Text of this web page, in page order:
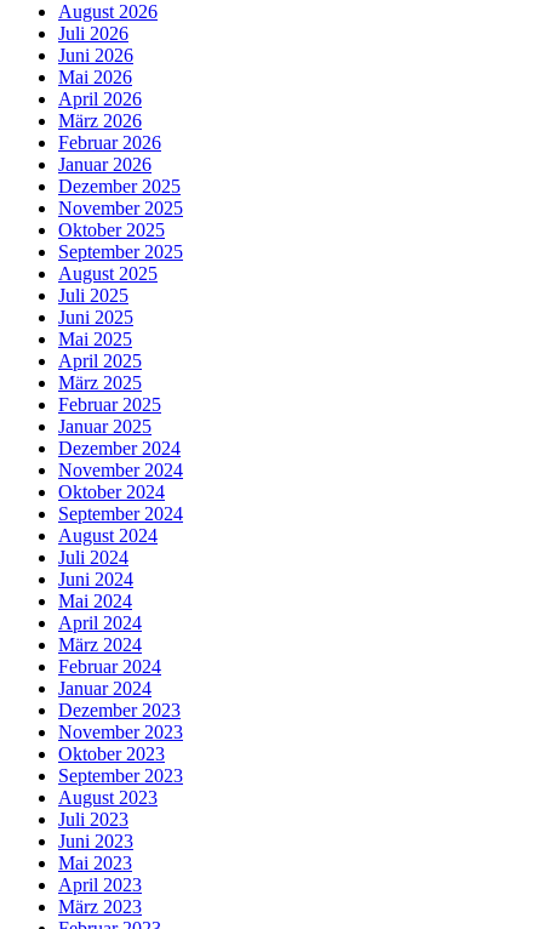
August 2026
Juli 2026
Juni 2026
Mai 2026
April 2026
März 2026
Februar 2026
Januar 2026
Dezember 2025
November 2025
Oktober 2025
September 2025
August 2025
Juli 2025
Juni 2025
Mai 2025
April 2025
März 2025
Februar 2025
Januar 2025
Dezember 2024
November 2024
Oktober 2024
September 2024
August 2024
Juli 2024
Juni 2024
Mai 2024
April 2024
März 2024
Februar 2024
Januar 2024
Dezember 2023
November 2023
Oktober 2023
September 2023
August 2023
Juli 2023
Juni 2023
Mai 2023
April 2023
März 2023